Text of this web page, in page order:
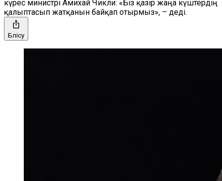
күрес министрі Амихай Чикли: «Біз қазір жаңа күштердің
қалыптасып жатқанын байқап отырмыз», – деді.
Бөлісу